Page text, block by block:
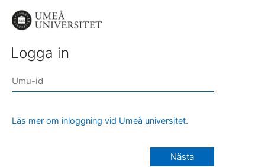
Logga in
Läs mer om inloggning vid Umeå universitet.
Nästa